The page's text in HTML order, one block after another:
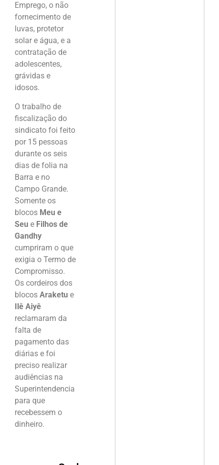
Emprego, o não
fornecimento de
luvas, protetor
solar e água, e a
contratação de
adolescentes,
grávidas e
idosos.
O trabalho de
fiscalização do
sindicato foi feito
por 15 pessoas
durante os seis
dias de folia na
Barra e no
Campo Grande.
Somente os
blocos Meu e
Seu e Filhos de
Gandhy
cumpriram o que
exigia o Termo de
Compromisso.
Os cordeiros dos
blocos Araketu e
Ilê Aiyê
reclamaram da
falta de
pagamento das
diárias e foi
preciso realizar
audiências na
Superintendencia
para que
recebessem o
dinheiro.